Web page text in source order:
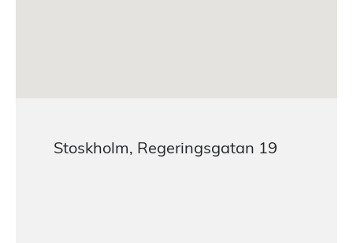
Stoskholm, Regeringsgatan 19